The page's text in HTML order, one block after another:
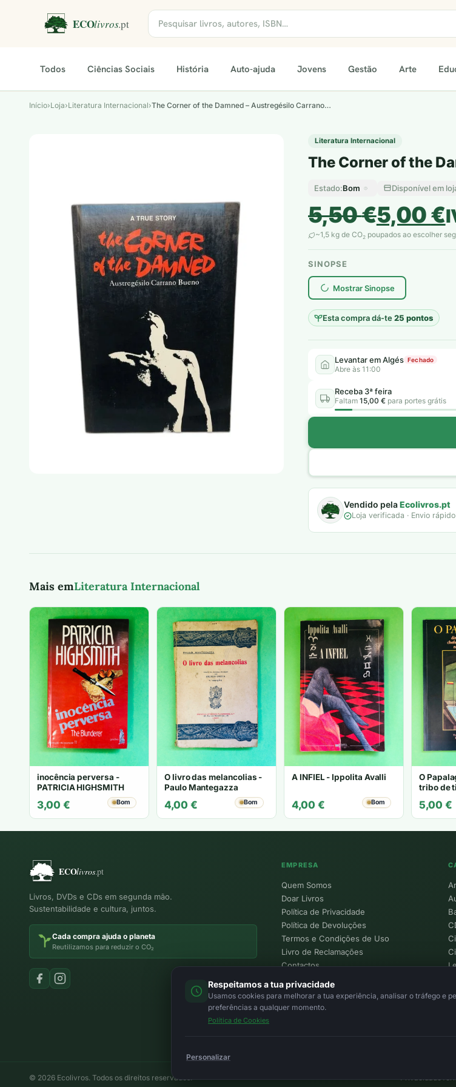
Todos Ciências Sociais História Auto-ajuda Jovens Gestão Arte
Início›Loja›Literatura Internacional›The Corner of the Damned – Austregésilo Carrano…
Literatura Internacional
The Corner of the
Estado:Bom Disponível em
5,50€
O
preço
original
era:
5,50 €.
5,00€
O
preço
atual
é:
5,00 €.
~1,5 kg de CO2 poupados ao escolher
SINOPSE
Mostrar Sinopse
Esta compra dá-te25 pontos
plantar árvores reais
Levantar em Algés Fechado
Abre às 11:00
Receba 3ª feira
Faltam 15,00 € para portes grátis
Vendido pelaEcolivros.pt
Loja verificada · Envio rápido
Mais emLiteratura Internacional
inocência perversa -
PATRICIA HIGHSMITH
3,00 € Bom
O livro das melancolias -
Paulo Mantegazza
4,00 € Bom
A INFIEL - Ippolita Avalli
4,00 € Bom
O
tribo de
5,00 €
Livros, DVDs e CDs em segunda mão.
Sustentabilidade e cultura, juntos.
Cada compra ajuda o planeta
Reutilizamos para reduzir o CO₂
EMPRESA
Quem Somos
Doar Livros
Política de Privacidade
Política de Devoluções
Termos e Condições de Uso
Livro de Reclamações
Contactos
© 2026 Ecolivros. Todos os direitos reservados. Privacidade
Respeitamos a tua privacidade
Usamos cookies para melhorar a tua experiência, analisar o tráfego e
preferências a qualquer momento.
Política de Cookies
Personalizar